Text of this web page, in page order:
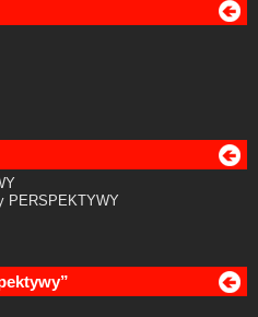
PERSPEKTYWY